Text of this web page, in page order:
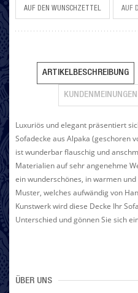
AUF DEN WUNSCHZETTEL AUF
ARTIKELBESCHREIBUNG
KUNDENMEINUNGEN
Luxuriös und elegant präsentiert
Sofadecke aus Alpaka (geschoren
ist wunderbar flauschig und
Materialien auf sehr angenehme
ein wunderschönes, in warmen
Muster, welches aufwändig von
Kunstwerk wird diese Decke Ihr
Unterschied und gönnen Sie sich
ÜBER UNS